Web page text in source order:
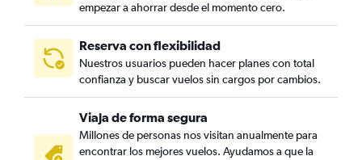
empezar a ahorrar desde el momento cero.
Reserva con flexibilidad
Nuestros usuarios pueden hacer planes con total
confianza y buscar vuelos sin cargos por cambios.
Viaja de forma segura
Millones de personas nos visitan anualmente para
encontrar los mejores vuelos. Ayudamos a que la